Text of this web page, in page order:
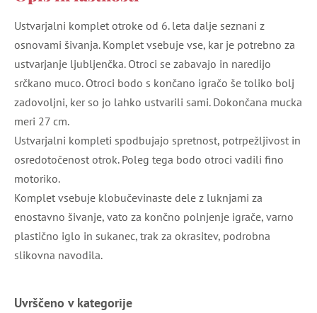
Ustvarjalni komplet otroke od 6. leta dalje seznani z
osnovami šivanja. Komplet vsebuje vse, kar je potrebno za
ustvarjanje ljubljenčka. Otroci se zabavajo in naredijo
srčkano muco. Otroci bodo s končano igračo še toliko bolj
zadovoljni, ker so jo lahko ustvarili sami. Dokončana mucka
meri 27 cm.
Ustvarjalni kompleti spodbujajo spretnost, potrpežljivost in
osredotočenost otrok. Poleg tega bodo otroci vadili fino
motoriko.
Komplet vsebuje klobučevinaste dele z luknjami za
enostavno šivanje, vato za končno polnjenje igrače, varno
plastično iglo in sukanec, trak za okrasitev, podrobna
slikovna navodila.
Uvrščeno v kategorije